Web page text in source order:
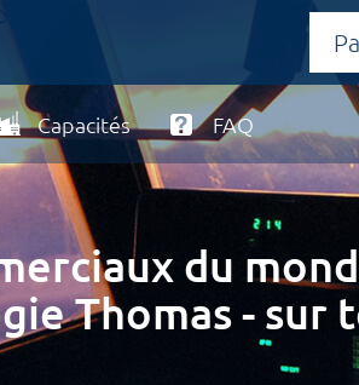
Capacités FAQ
du
Thomas - sur